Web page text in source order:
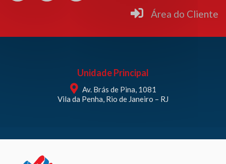
Área do Cliente
Unidade Principal
Av. Brás de Pina, 1081
Vila da Penha, Rio de Janeiro – RJ